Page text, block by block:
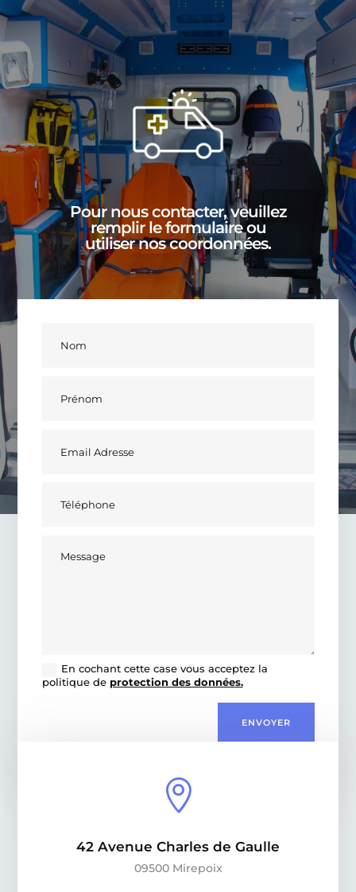
Pour nous contacter, veuillez
remplir le formulaire ou
utiliser nos coordonnées.
En cochant cette case vous acceptez la
politique de protection des données.
ENVOYER

42 Avenue Charles de Gaulle
09500 Mirepoix